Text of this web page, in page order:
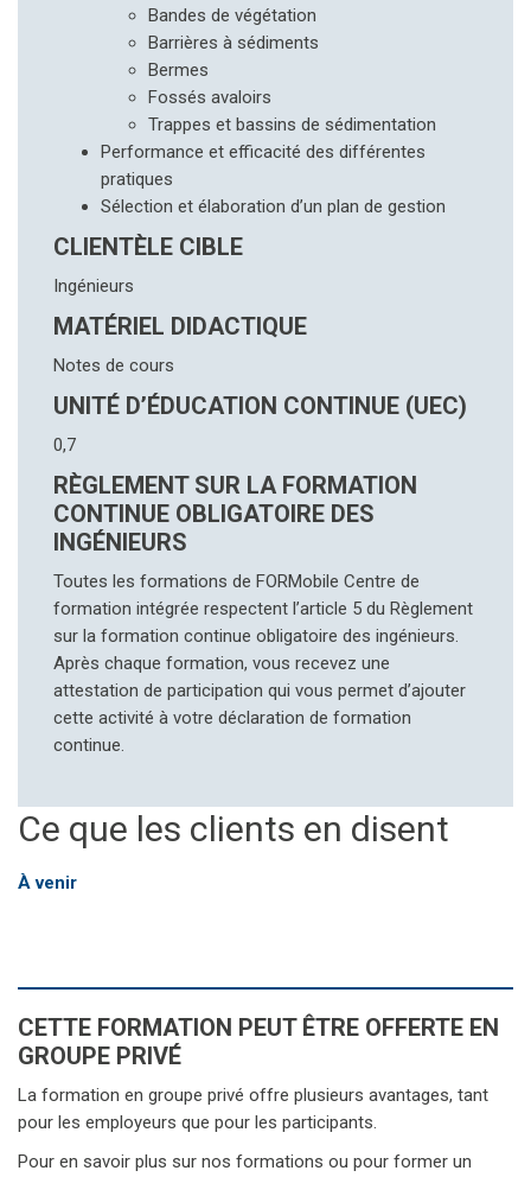
Bandes de végétation
Barrières à sédiments
Bermes
Fossés avaloirs
Trappes et bassins de sédimentation
Performance et efficacité des différentes
pratiques
Sélection et élaboration d’un plan de gestion
CLIENTÈLE CIBLE
Ingénieurs
MATÉRIEL DIDACTIQUE
Notes de cours
UNITÉ D’ÉDUCATION CONTINUE (UEC)
0,7
RÈGLEMENT SUR LA FORMATION
CONTINUE OBLIGATOIRE DES
INGÉNIEURS
Toutes les formations de FORMobile Centre de
formation intégrée respectent l’article 5 du Règlement
sur la formation continue obligatoire des ingénieurs.
Après chaque formation, vous recevez une
attestation de participation qui vous permet d’ajouter
cette activité à votre déclaration de formation
continue.
Ce que les clients en disent
À venir
CETTE FORMATION PEUT ÊTRE OFFERTE EN
GROUPE PRIVÉ
La formation en groupe privé offre plusieurs avantages, tant
pour les employeurs que pour les participants.
Pour en savoir plus sur nos formations ou pour former un